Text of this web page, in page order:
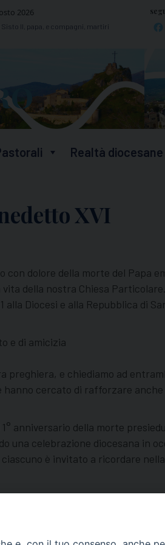
2026
Sisto II, papa, e compagni, martiri
Realtà diocesane
XVI
dolore della morte del Papa
della nostra Chiesa Particolare.
Diocesi e alla Repubblica di
e di amicizia
e chiediamo ad
cercato di rafforzare
anniversario della morte
una celebrazione diocesana in
è invitato a ricordare